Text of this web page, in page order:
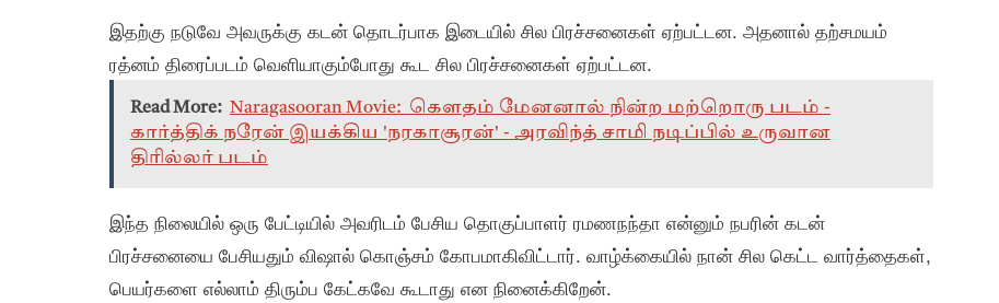
இதற்கு நடுவே அவருக்கு கடன் தொடர்பாக இடையில் சில பிரச்சனைகள் ஏற்பட்டன. அதனால் தற்சமயம்
ரத்னம் திரைப்படம் வெளியாகும்போது கூட சில பிரச்சனைகள் ஏற்பட்டன.
Read More: Naragasooran Movie: கௌதம் மேனனால் நின்ற மற்றொரு படம் -
கார்த்திக் நரேன் இயக்கிய 'நரகாசூரன்' - அரவிந்த் சாமி நடிப்பில் உருவான
திரில்லர் படம்
இந்த நிலையில் ஒரு பேட்டியில் அவரிடம் பேசிய தொகுப்பாளர் ரமணநந்தா என்னும் நபரின் கடன்
பிரச்சனையை பேசியதும் விஷால் கொஞ்சம் கோபமாகிவிட்டார். வாழ்க்கையில் நான் சில கெட்ட வார்த்தைகள்,
பெயர்களை எல்லாம் திரும்ப கேட்கவே கூடாது என நினைக்கிறேன்.